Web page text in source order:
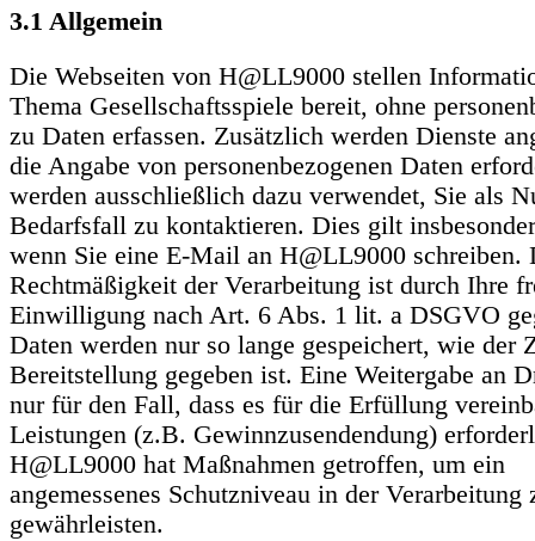
3.1 Allgemein
Die Webseiten von H@LL9000 stellen
Thema Gesellschaftsspiele bereit, ohne
zu Daten erfassen. Zusätzlich werden Dienste
die Angabe von personenbezogenen Daten
werden ausschließlich dazu verwendet, Sie als
Bedarfsfall zu kontaktieren. Dies gilt
wenn Sie eine E-Mail an H@LL9000 schreiben.
Rechtmäßigkeit der Verarbeitung ist durch Ihre
Einwilligung nach Art. 6 Abs. 1 lit. a DSGVO
Daten werden nur so lange gespeichert, wie der
Bereitstellung gegeben ist. Eine Weitergabe an
nur für den Fall, dass es für die Erfüllung
Leistungen (z.B. Gewinnzusendendung)
H@LL9000 hat Maßnahmen getroffen, um ein
angemessenes Schutzniveau in der Verarbeitung
gewährleisten.